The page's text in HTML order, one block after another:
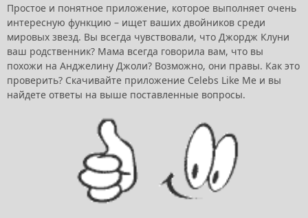
Простое и понятное приложение, которое выполняет очень
интересную функцию – ищет ваших двойников среди
мировых звезд. Вы всегда чувствовали, что Джордж Клуни
ваш родственник? Мама всегда говорила вам, что вы
похожи на Анджелину Джоли? Возможно, они правы. Как это
проверить? Скачивайте приложение Celebs Like Me и вы
найдете ответы на выше поставленные вопросы.